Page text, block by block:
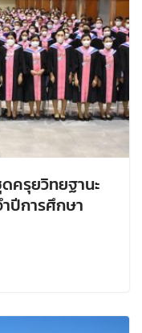
ครุยวิทยฐานะ
ปีการศึกษา